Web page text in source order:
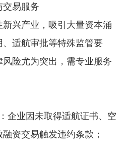
交易服务
兴产业，吸引大量资本涌
适航审批等特殊监管要
险尤为突出，需专业服务
企业因未取得适航证书、空
资交易触发违约条款；